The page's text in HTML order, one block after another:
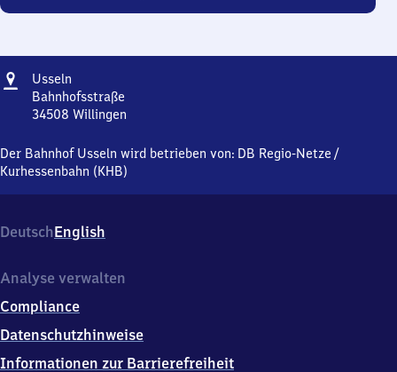
Adresse
Usseln
Bahnhofsstraße
34508 Willingen
Bahnhofsstraße,
3
8
Der Bahnhof Usseln wird betrieben von: DB Regio-Netze /
Kurhessenbahn (KHB)
DeutschEnglish
Analyse verwalten
Compliance
Datenschutzhinweise
Informationen zur Barrierefreiheit